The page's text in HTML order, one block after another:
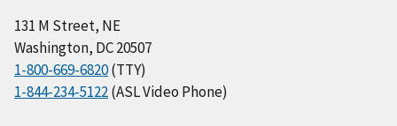
131 M Street, NE
Washington, DC 20507
1-800-669-6820(TTY)
1-844-234-5122(ASL Video Phone)